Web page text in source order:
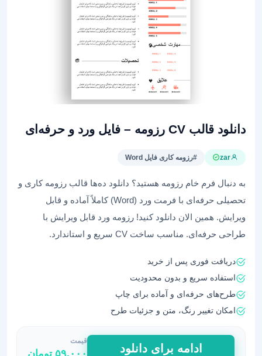
دانلود قالب CV رزومه – فایل ورد و حرفه‌ای
zar #رزومه کاری فایل Word
به دنبال فرم خام رزومه هستید؟ دانلود ده‌ها قالب رزومه کاری و
تحصیلی حرفه‌ای با فرمت ورد (Word) کاملاً آماده و قابل
ویرایش. همین الان دانلود کنید! رزومه ورد قابل ویرایش با
طراحی حرفه‌ای. مناسب ساخت CV سریع و استاندارد.
دریافت فوری پس از خرید
استفاده سریع و بدون محدودیت
طرح‌های حرفه‌ای و آماده برای چاپ
امکان تغییر رنگ، متن و جزئیات طرح
دانلود
ادامه برای دانلود
قیمت
۵۹,۰۰۰ تومان